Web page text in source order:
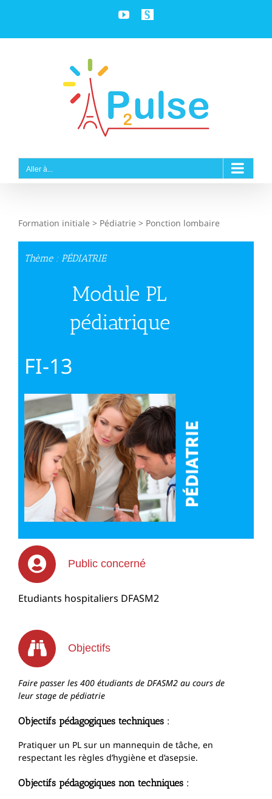
YouTube
Personnaliser
Aller à...
Formation initiale > Pédiatrie > Ponction lombaire
Thème : PÉDIATRIE
Module PL
pédiatrique
FI-13
Public concerné
Etudiants hospitaliers DFASM2
Objectifs
Faire passer les 400 étudiants de DFASM2 au cours de
leur stage de pédiatrie
Objectifs pédagogiques techniques :
Pratiquer un PL sur un mannequin de tâche, en
respectant les règles d’hygiène et d’asepsie.
Objectifs pédagogiques non techniques :